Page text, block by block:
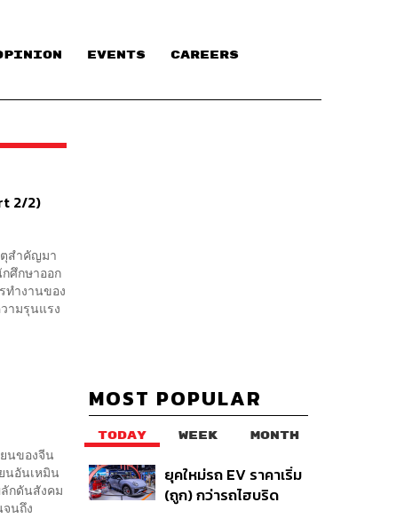
EVENTS CAREERS
2/2)
สำคัญมา
ศึกษาออก
ทำงานของ
ามรุนแรง
นของจีน
นอันเหมิน
กดันสังคม
นถึง
MOST POPULAR
TODAY WEEK MONTH
ยุคใหม่รถ EV ราคาเริ่ม
(ถูก) กว่ารถไฮบริด